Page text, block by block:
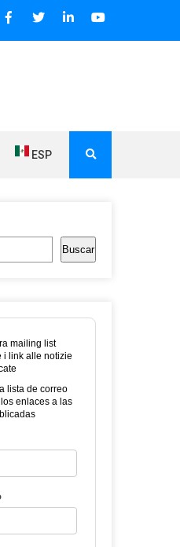
2006 DIFUNDE NOTICIAS
ESP
Buscar
mailing list
i link alle notizie
lista de correo
enlaces a las